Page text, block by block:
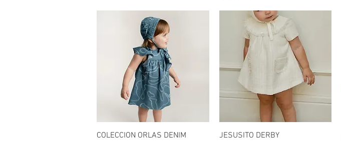
Vista rápida
COLECCION ORLAS DENIM
Vista rápida
JESUSITO DERBY